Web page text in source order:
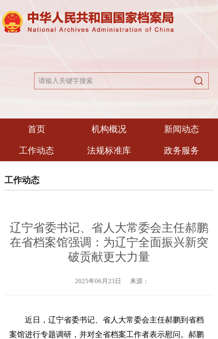
首页 机构概况 新闻动态
工作动态 法规标准库 政务服务
工作动态
辽宁省委书记、省人大常委会主任郝鹏
在省档案馆强调：为辽宁全面振兴新突
破贡献更大力量
2025年06月23日 来源：
近日，辽宁省委书记、省人大常委会主任郝鹏到省档
案馆进行专题调研，并对全省档案工作者表示慰问。郝鹏